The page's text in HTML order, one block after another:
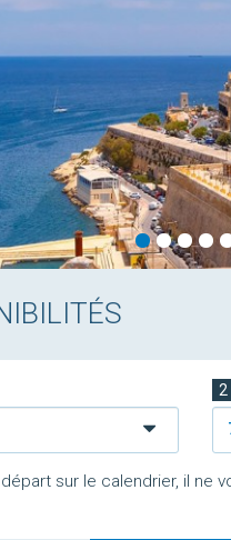
2
sur le calendrier, il ne